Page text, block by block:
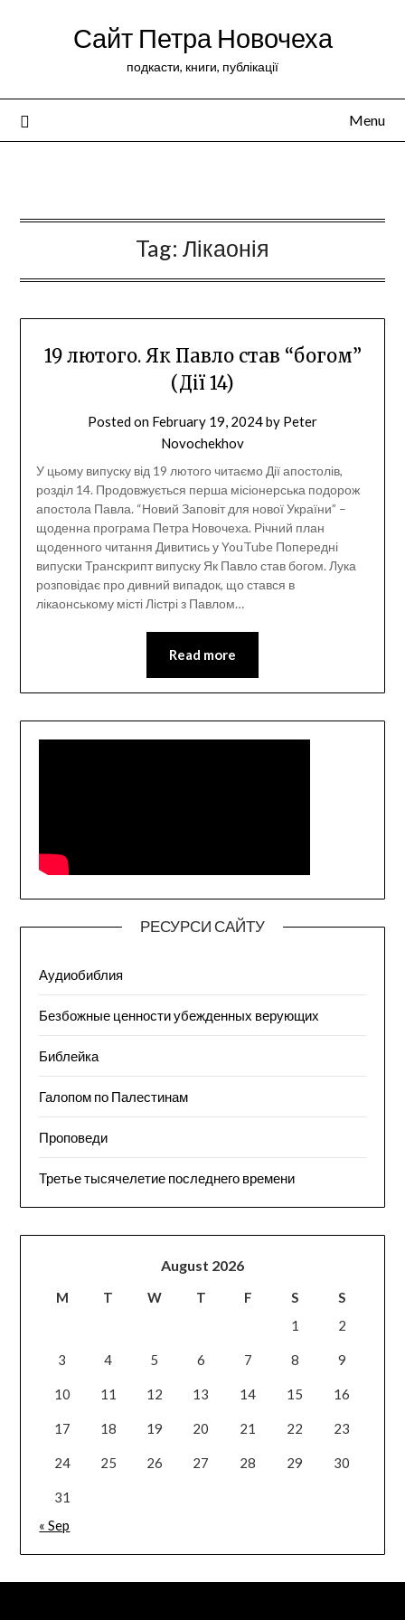
Сайт Петра Новочеха
подкасти, книги, публікації
Menu
Tag: Лікаонія
19 лютого. Як Павло став “богом”
(Дії 14)
Posted on February 19, 2024by Peter
Novochekhov
У цьому випуску від 19 лютого читаємо Дії апостолів,
розділ 14. Продовжується перша місіонерська подорож
апостола Павла. “Новий Заповіт для нової України” –
щоденна програма Петра Новочеха. Річний план
щоденного читання Дивитись у YouTube Попередні
випуски Транскрипт випуску Як Павло став богом. Лука
розповідає про дивний випадок, що стався в
лікаонському місті Лістрі з Павлом…
Read more
РЕСУРСИ САЙТУ
Аудиобиблия
Безбожные ценности убежденных верующих
Библейка
Галопом по Палестинам
Проповеди
Третье тысячелетие последнего времени
August 2026
M T W T F S
S
1
2
3 4 5 6 7 8 9
10 11 12 13 14 15 16
17 18 19 20 21 22 23
24 25 26 27 28 29 30
31
« Sep